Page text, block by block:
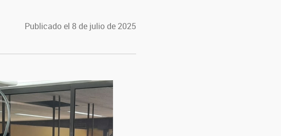
Publicado el 8 de julio de 2025